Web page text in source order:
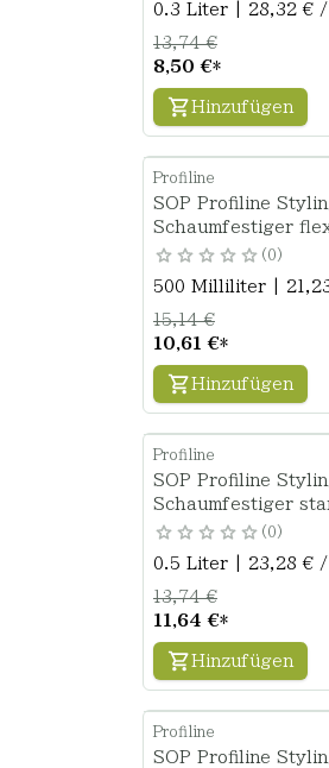
0.3 Liter | 28,32 €
8,50 €*
13,74 €
Hinzufügen
Profiline
SOP Profiline
Schaumfestiger
0
500 Milliliter |
10,61 €*
15,14 €
Hinzufügen
Profiline
SOP Profiline
Schaumfestiger
0
0.5 Liter | 23,28 €
11,64 €*
13,74 €
Hinzufügen
Profiline
SOP Profiline